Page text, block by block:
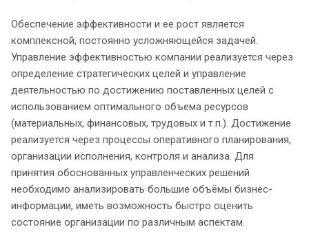
Обеспечение эффективности и ее рост является
комплексной, постоянно усложняющейся задачей.
Управление эффективностью компании реализуется через
определение стратегических целей и управление
деятельностью по достижению поставленных целей с
использованием оптимального объема ресурсов
(материальных, финансовых, трудовых и т.п.). Достижение
реализуется через процессы оперативного планирования,
организации исполнения, контроля и анализа. Для
принятия обоснованных управленческих решений
необходимо анализировать большие объёмы бизнес-
информации, иметь возможность быстро оценить
состояние организации по различным аспектам.